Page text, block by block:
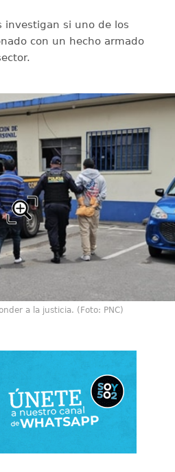
investigan si uno de los
con un hecho armado
a la justicia. (Foto: PNC)